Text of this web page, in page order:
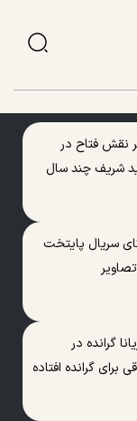
نقش فتاح در
شریف چند سال
سریال پایتخت
گرانده در
گرانده افتاده